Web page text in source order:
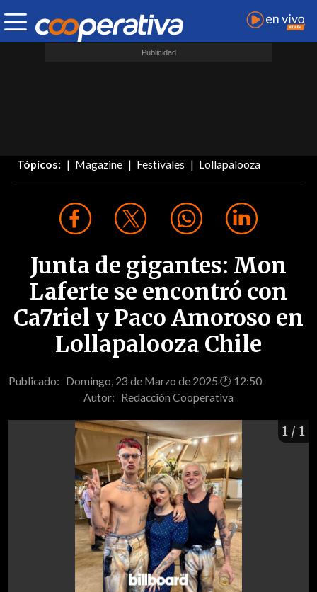
Tópicos: Magazine Festivales Lollapalooza
Junta de gigantes: Mon
Laferte se encontró con
Ca7riel y Paco Amoroso en
Lollapalooza Chile
Publicado: Domingo, 23 de Marzo de 2025 🕐 12:50
Autor: Redacción Cooperativa
1 / 1